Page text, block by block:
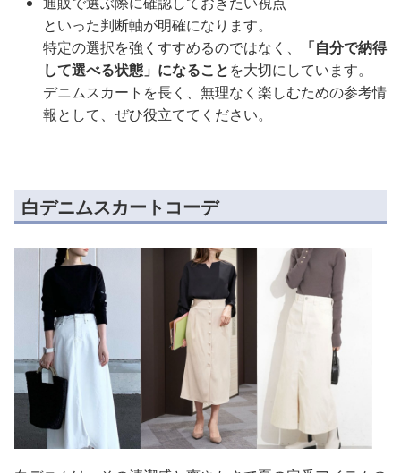
といった判断軸が明確になります。
特定の選択を強くすすめるのではなく、
「自分で納得
して選べる状態」になることを大切にしています。
デニムスカートを長く、無理なく楽しむための参考情
報として、ぜひ役立ててください。
白デニムスカートコーデ